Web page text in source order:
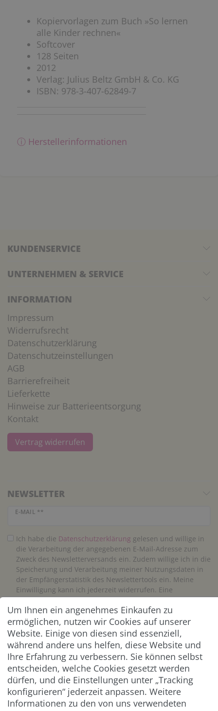
Kopiervorlagen zum Buch »So lernen
alle Kinder rechnen«
Softcover
128 Seiten
2012
Verlag: Julius Beltz GmbH & Co. KG
ISBN: 978-3-407-62849-7
ⓘ Herstellerinformationen
KUNDENSERVICE
UNTERNEHMEN & SERVICE
INFORMATION
Impressum
Widerrufsrecht
Datenschutzerklärung
Datenschutzeinstellungen
AGB
Barrierefreiheit
Lieferkette
Hinweise zur Batterieentsorgung
Kontakt
Vertrag widerrufen
NEWSLETTER
E-MAIL **
Newsletter Honig
Ich habe die Daten­schutz­erklärung gelesen und willige in
die Verarbeitung der angegebenen E-Mail-Adresse zum
Zweck des Newsletterversands ein. Zudem willige ich in die
Speicherung und Verarbeitung meiner Nutzungsdaten in
der Empfängerstatistik des Newslettertools ein. Meine
Einwilligung kann ich jederzeit widerrufen. Eine
Abmeldung vom Newsletter ist jederzeit möglich.**
Abonnieren
** Hierbei handelt es sich um ein Pflichtfeld.
ZAHLUNG & VERSAND
Um Ihnen ein angenehmes Einkaufen zu
ermöglichen, nutzen wir Cookies auf unserer
Website. Einige von diesen sind essenziell,
während andere uns helfen, diese Website und
Ihre Erfahrung zu verbessern. Sie können selbst
entscheiden, welche Cookies gesetzt werden
dürfen, und die Einstellungen unter „Tracking
konfigurieren“ jederzeit anpassen. Weitere
Informationen zu den von uns verwendeten